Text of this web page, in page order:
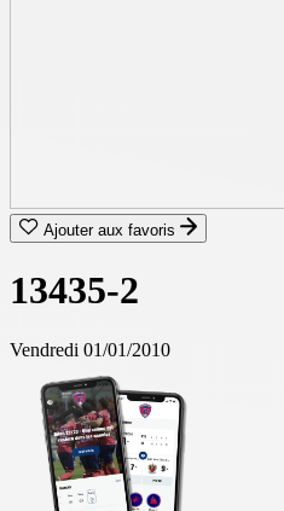
Ajouter aux favoris
13435-2
Vendredi 01/01/2010